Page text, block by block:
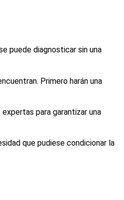
puede diagnosticar sin una
Primero harán una
para garantizar una
que pudiese condicionar la